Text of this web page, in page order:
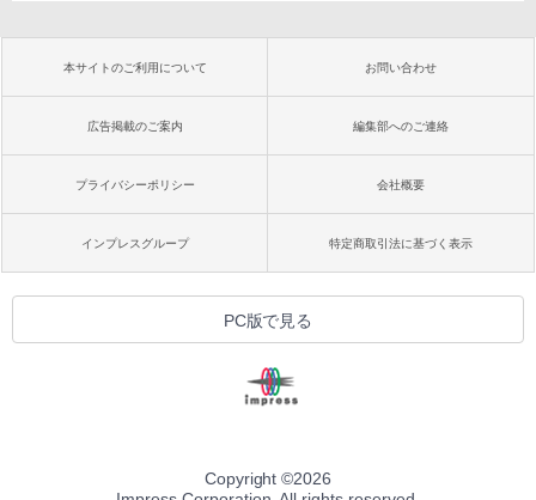
本サイトのご利用について お問い合わせ
広告掲載のご案内 編集部へのご連絡
プライバシーポリシー 会社概要
インプレスグループ 特定商取引法に基づく表示
PC版で見る
Copyright ©2026